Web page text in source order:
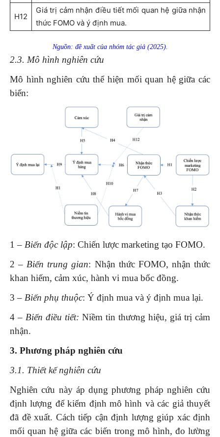
H12
Giá trị cảm nhận điều tiết mối quan hệ giữa nhận
thức FOMO và ý định mua.
Nguồn: đề xuất của nhóm tác giả (2025).
2.3. Mô hình nghiên cứu
Mô hình nghiên cứu thể hiện mối quan hệ giữa các
biến:
1 – Biến độc lập: Chiến lược marketing tạo FOMO.
2 – Biến trung gian: Nhận thức FOMO, nhận thức
khan hiếm, cảm xúc, hành vi mua bốc đồng.
3 – Biến phụ thuộc: Ý định mua và ý định mua lại.
4 – Biến điều tiết: Niềm tin thương hiệu, giá trị cảm
nhận.
3. Phương pháp nghiên cứu
3.1. Thiết kế nghiên cứu
Nghiên cứu này áp dụng phương pháp nghiên cứu
định lượng để kiểm định mô hình và các giả thuyết
đã đề xuất. Cách tiếp cận định lượng giúp xác định
mối quan hệ giữa các biến trong mô hình, đo lường